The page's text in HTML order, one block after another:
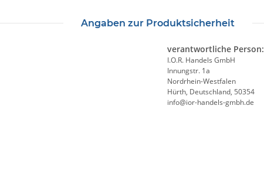
Angaben zur Produktsicherheit
verantwortliche Person:
I.O.R. Handels GmbH
Innungstr. 1a
Nordrhein-Westfalen
Hürth, Deutschland, 50354
info@ior-handels-gmbh.de